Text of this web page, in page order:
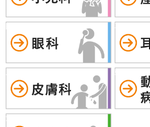
耳鼻科
動物病院
治療院